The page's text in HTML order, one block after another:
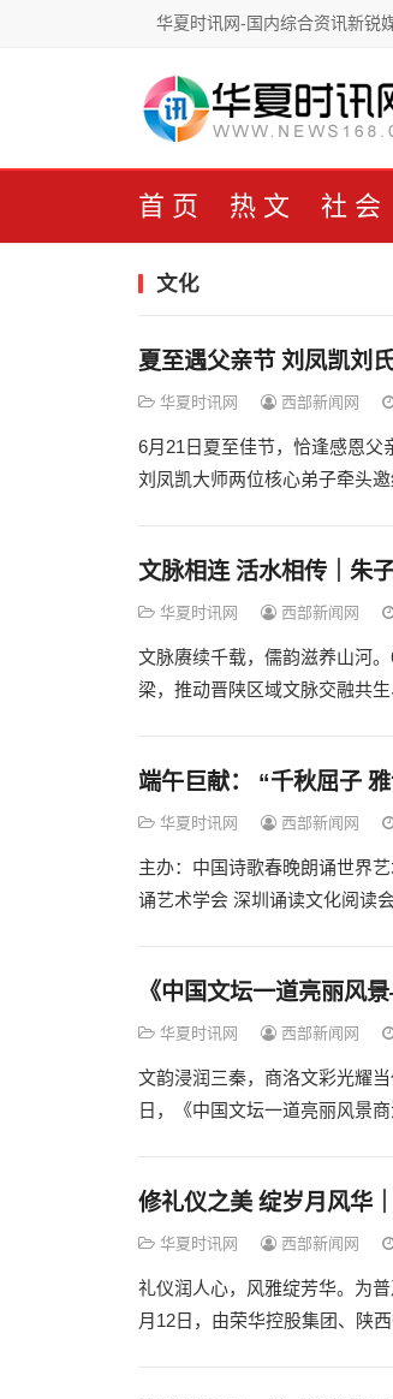
华夏时讯网-国内综合资讯新锐
首页 热文 社会
文化
夏至遇父亲节 刘凤凯刘
华夏时讯网 西部新闻网
6月21日夏至佳节，恰逢感恩父
刘凤凯大师两位核心弟子牵头
文脉相连 活水相传｜朱
华夏时讯网 西部新闻网
文脉赓续千载，儒韵滋养山河
梁，推动晋陕区域文脉交融共
端午巨献： “千秋屈子
华夏时讯网 西部新闻网
主办：中国诗歌春晚朗诵世界
诵艺术学会 深圳诵读文化阅读
《中国文坛一道亮丽风
华夏时讯网 西部新闻网
文韵浸润三秦，商洛文彩光耀
日，《中国文坛一道亮丽风景
修礼仪之美 绽岁月风华
华夏时讯网 西部新闻网
礼仪润人心，风雅绽芳华。为
月12日，由荣华控股集团、陕